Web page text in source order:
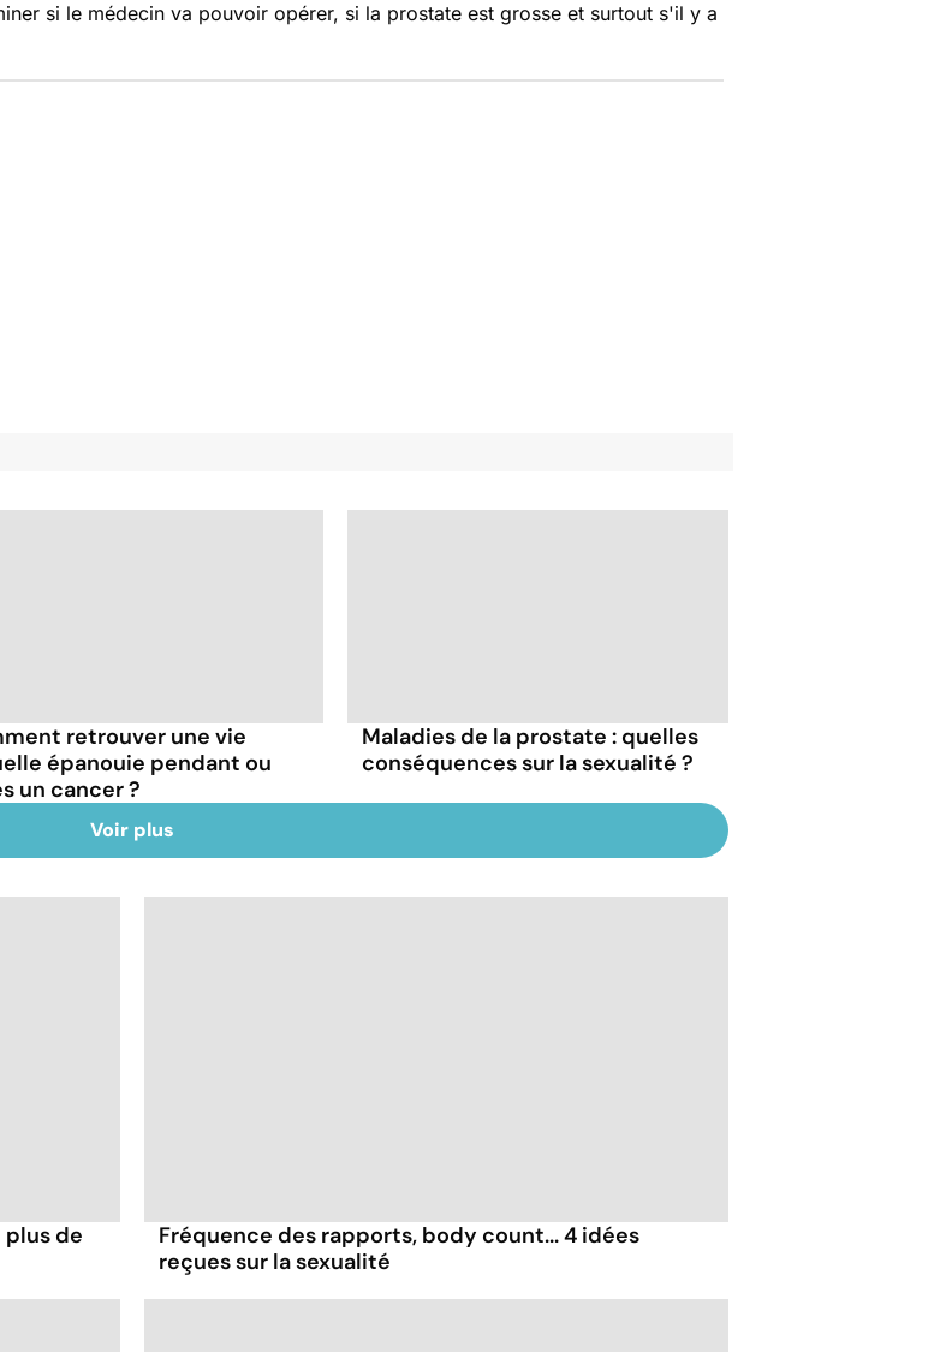
si le médecin va pouvoir opérer, si la prostate est grosse et surtout s'il y a
retrouver une vie
épanouie pendant ou
un cancer ?
Maladies de la prostate : quelles
conséquences sur la sexualité ?
Voir plus
de
Fréquence des rapports, body count... 4 idées
reçues sur la sexualité